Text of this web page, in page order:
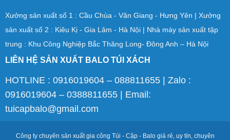
Xưởng sản xuất số 1 : Cầu Chùa - Văn Giang - Hưng Yên | Xưởng
sản xuất số 2 : Kiêu Kị - Gia Lâm - Hà Nội | Nhà máy sản xuất tập
trung : Khu Công Nghiệp Bắc Thăng Long- Đông Anh – Hà Nội
LIÊN HỆ SẢN XUẤT BALO TÚI XÁCH
HOTLINE : 0916019604 – 088811655 | Zalo :
0916019604 – 0388811655 | Email:
tuicapbalo@gmail.com
Công ty chuyên sản xuất gia công Túi - Cặp - Balo giá rẻ, uy tín, chuyên